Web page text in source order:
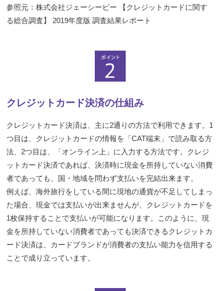
参照元：株式会社ジェーシービー 【クレジットカードに関す
る総合調査】 2019年度版 調査結果レポート
クレジットカード決済の仕組み
クレジットカード決済は、主に2通りの方法で利用できます。1
つ目は、クレジットカードの情報を「CAT端末」で読み取る方
法、2つ目は、「オンライン上」に入力する方法です。クレジ
ットカード決済であれば、決済時に現金を所持していない消費
者であっても、国・地域を問わず支払いを完結出来ます。
例えば、海外旅行をしている間に現地の通貨が不足してしまっ
た場合、現金では支払いが出来ませんが、クレジットカードを
1枚保持することで支払いが可能になります。このように、現
金を所持していない消費者であっても決済できるクレジットカ
ード決済は、カードブランドが消費者の支払い能力を信用する
ことで成り立っています。